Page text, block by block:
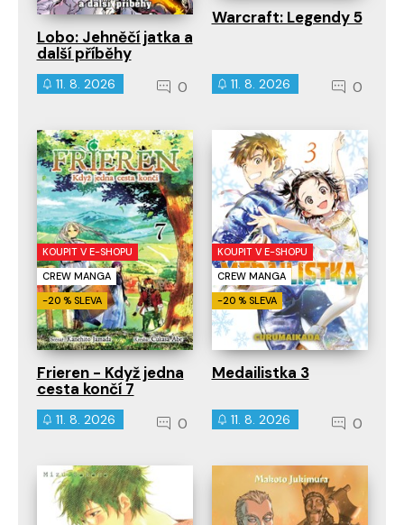
Lobo: Jehněčí jatka a
další příběhy
11. 8. 2026 0
Warcraft: Legendy 5
11. 8. 2026 0
KOUPIT V E-SHOPU
CREW MANGA
-20 % SLEVA
Frieren - Když jedna
cesta končí 7
11. 8. 2026 0
KOUPIT V E-SHOPU
CREW MANGA
-20 % SLEVA
Medailistka 3
11. 8. 2026 0